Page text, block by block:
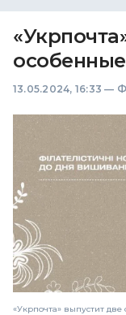
13.05.2024, 16:33 —
«Укрпочта» выпустит